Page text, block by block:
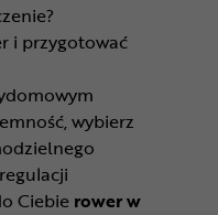
i przygotować
wybierz
Ciebie rower w